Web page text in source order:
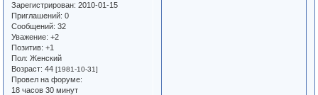
Зарегистрирован: 2010-01-15
Приглашений: 0
Сообщений: 32
Уважение: +2
Позитив: +1
Пол: Женский
Возраст: 44[1981-10-31]
Провел на форуме:
18 часов 30 минут